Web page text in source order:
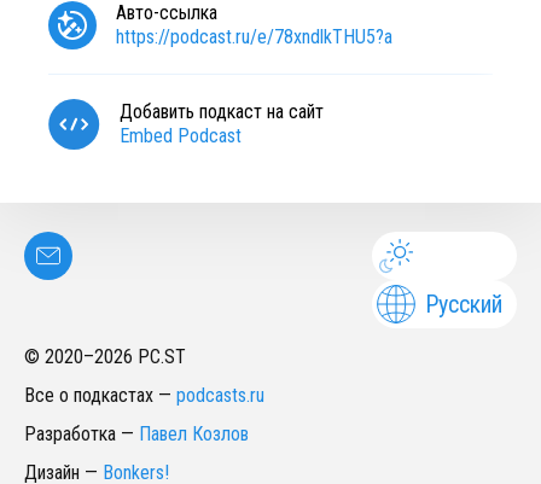
Авто-ссылка
https://podcast.ru/e/78xndlkTHU5?a
Добавить подкаст на сайт
Embed Podcast
Русский
© 2020–2026 PC.ST
Все о подкастах — podcasts.ru
Разработка — Павел Козлов
Дизайн — Bonkers!